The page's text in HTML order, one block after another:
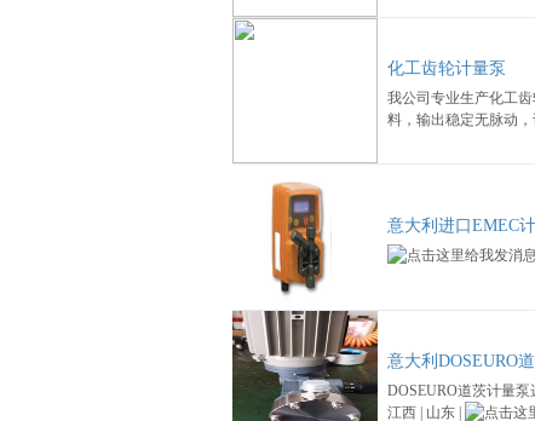
化工齿轮计量泵
我公司专业生产化工
料，输出稳定无脉动，
意大利进口EMEC
意大利DOSEURO
DOSEURO道茨计量泵
江西 | 山东 |